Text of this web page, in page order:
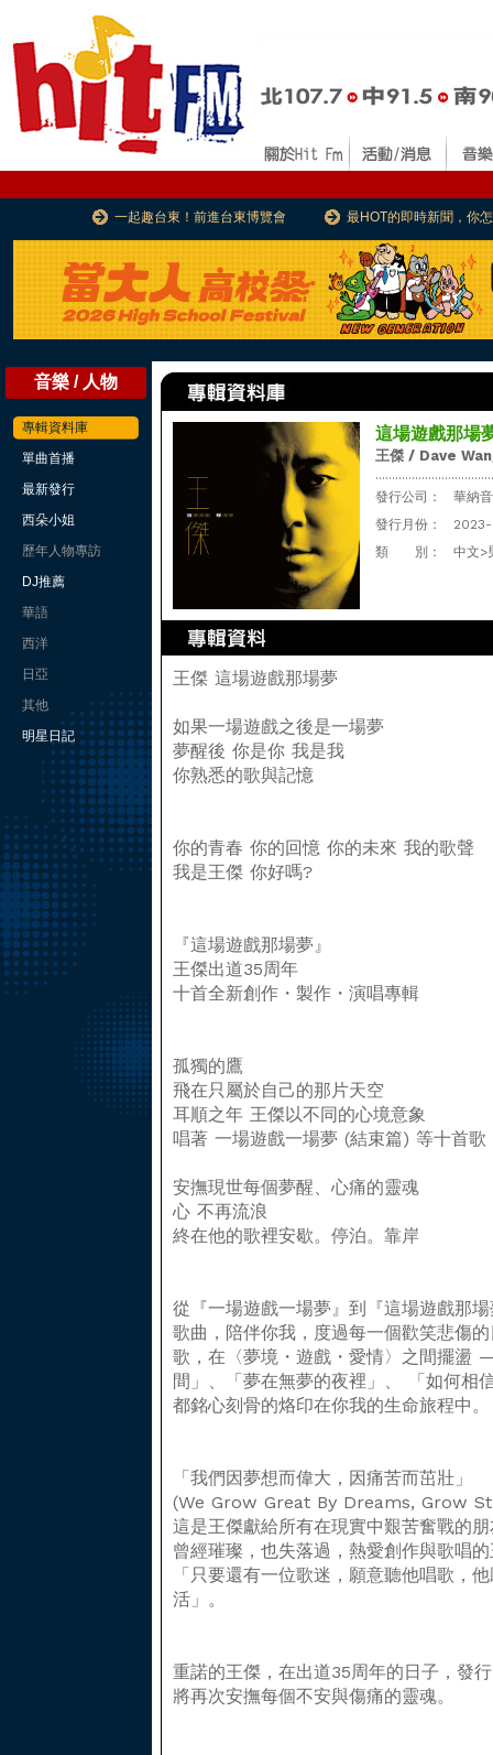
一起趣台東！前進台東博覽會 最HOT的即時新聞，你
音樂 / 人物
專輯資料庫
單曲首播
最新發行
西朵小姐
歷年人物專訪
DJ推薦
華語
西洋
日亞
其他
明星日記
這場遊戲那場
王傑 / Dave
發行公司：
華納
發行月份：
類 別：
中文>
王傑 這場遊戲那場夢
如果一場遊戲之後是一場夢
夢醒後 你是你 我是我
你熟悉的歌與記憶
你的青春 你的回憶 你的未來 我的歌聲
我是王傑 你好嗎?
『這場遊戲那場夢』
王傑出道35周年
十首全新創作・製作・演唱專輯
孤獨的鷹
飛在只屬於自己的那片天空
耳順之年 王傑以不同的心境意象
唱著 一場遊戲一場夢 (結束篇) 等十首歌
安撫現世每個夢醒、心痛的靈魂
心 不再流浪
終在他的歌裡安歇。停泊。靠岸
從『一場遊戲一場夢』到『這場遊戲那
歌曲，陪伴你我，度過每一個歡笑悲傷
歌，在〈夢境・遊戲・愛情〉之間擺盪
間」、「夢在無夢的夜裡」、 「如何相
都銘心刻骨的烙印在你我的生命旅程中。
「我們因夢想而偉大，因痛苦而茁壯」
(We Grow Great By Dreams, Grow
這是王傑獻給所有在現實中艱苦奮戰的
曾經璀璨，也失落過，熱愛創作與歌唱
「只要還有一位歌迷，願意聽他唱歌，
活」。
重諾的王傑，在出道35周年的日子，發
將再次安撫每個不安與傷痛的靈魂。